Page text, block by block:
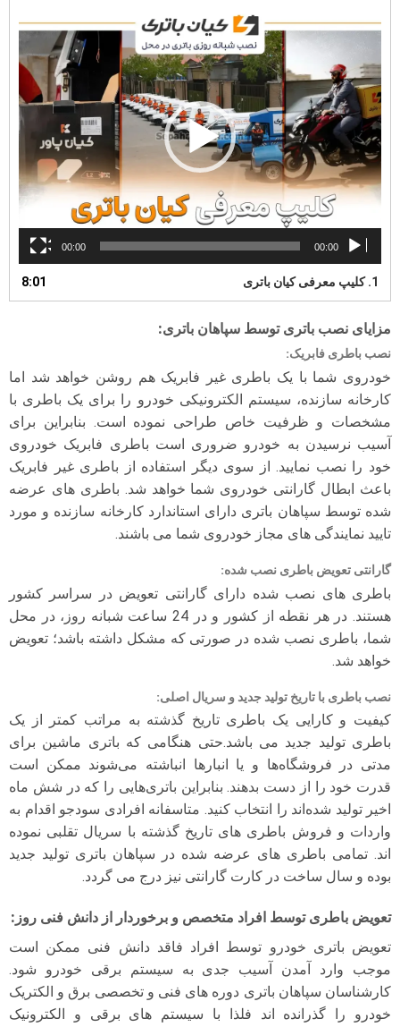
00:00
00:00
1. کلیپ معرفی کیان باتری 8:01
مزایای نصب باتری توسط سپاهان باتری:
نصب باطری فابریک:
خودروی شما با یک باطری غیر فابریک هم روشن خواهد شد اما
کارخانه سازنده، سیستم الکترونیکی خودرو را برای یک باطری با
مشخصات و ظرفیت خاص طراحی نموده است. بنابراین برای
آسیب نرسیدن به خودرو ضروری است باطری فابریک خودروی
خود را نصب نمایید. از سوی دیگر استفاده از باطری غیر فابریک
باعث ابطال گارانتی خودروی شما خواهد شد. باطری های عرضه
شده توسط سپاهان باتری دارای استاندارد کارخانه سازنده و مورد
تایید نمایندگی های مجاز خودروی شما می باشند.
گارانتی تعویض باطری نصب شده:
باطری های نصب شده دارای گارانتی تعویض در سراسر کشور
هستند. در هر نقطه از کشور و در 24 ساعت شبانه روز، در محل
شما، باطری نصب شده در صورتی که مشکل داشته باشد؛ تعویض
خواهد شد.
نصب باطری با تاریخ تولید جدید و سریال اصلی:
کیفیت و کارایی یک باطری تاریخ گذشته به مراتب کمتر از یک
باطری تولید جدید می باشد.حتی هنگامی که باتری ماشین برای
مدتی در فروشگاه‌ها و یا انبارها انباشته می‌شوند ممکن است
قدرت خود را از دست بدهند. بنابراین باتری‌هایی را که در شش ماه
اخیر تولید شده‌اند را انتخاب کنید. متاسفانه افرادی سودجو اقدام به
واردات و فروش باطری های تاریخ گذشته با سریال تقلبی نموده
اند. تمامی باطری های عرضه شده در سپاهان باتری تولید جدید
بوده و سال ساخت در کارت گارانتی نیز درج می گردد.
تعویض باطری توسط افراد متخصص و برخوردار از دانش فنی روز :
تعویض باتری خودرو توسط افراد فاقد دانش فنی ممکن است
موجب وارد آمدن آسیب جدی به سیستم برقی خودرو شود.
کارشناسان سپاهان باتری دوره های فنی و تخصصی برق و الکتریک
خودرو را گذرانده اند فلذا با سیستم های برقی و الکترونیک